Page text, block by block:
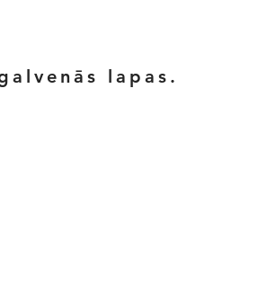
lapas.